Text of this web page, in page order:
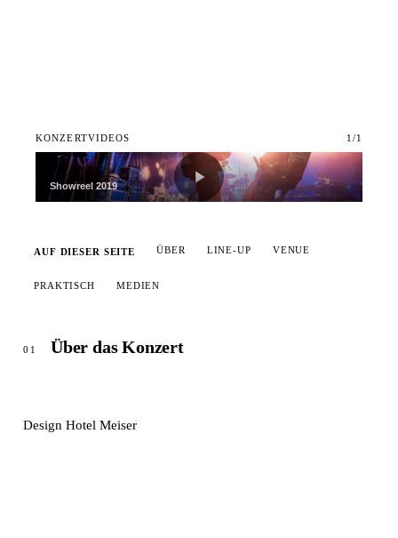
KONZERTVIDEOS 1 /1
Showreel 2019
AUF DIESER SEITE ÜBER LINE-UP VENUE
PRAKTISCH MEDIEN
01 Über das Konzert
Design Hotel Meiser